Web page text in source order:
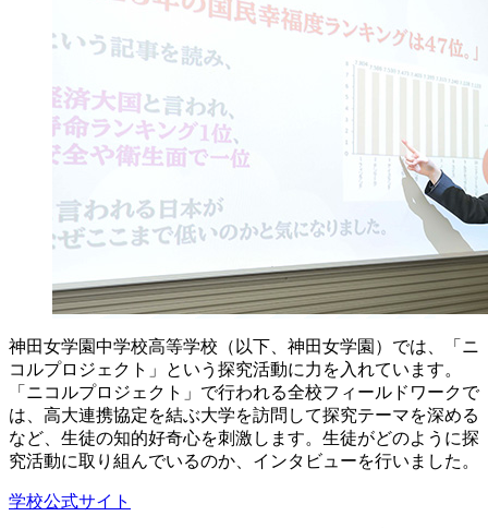
神田女学園中学校高等学校（以下、神田女学園）では、「ニ
コルプロジェクト」という探究活動に力を入れています。
「ニコルプロジェクト」で行われる全校フィールドワークで
は、高大連携協定を結ぶ大学を訪問して探究テーマを深める
など、生徒の知的好奇心を刺激します。生徒がどのように探
究活動に取り組んでいるのか、インタビューを行いました。
学校公式サイト